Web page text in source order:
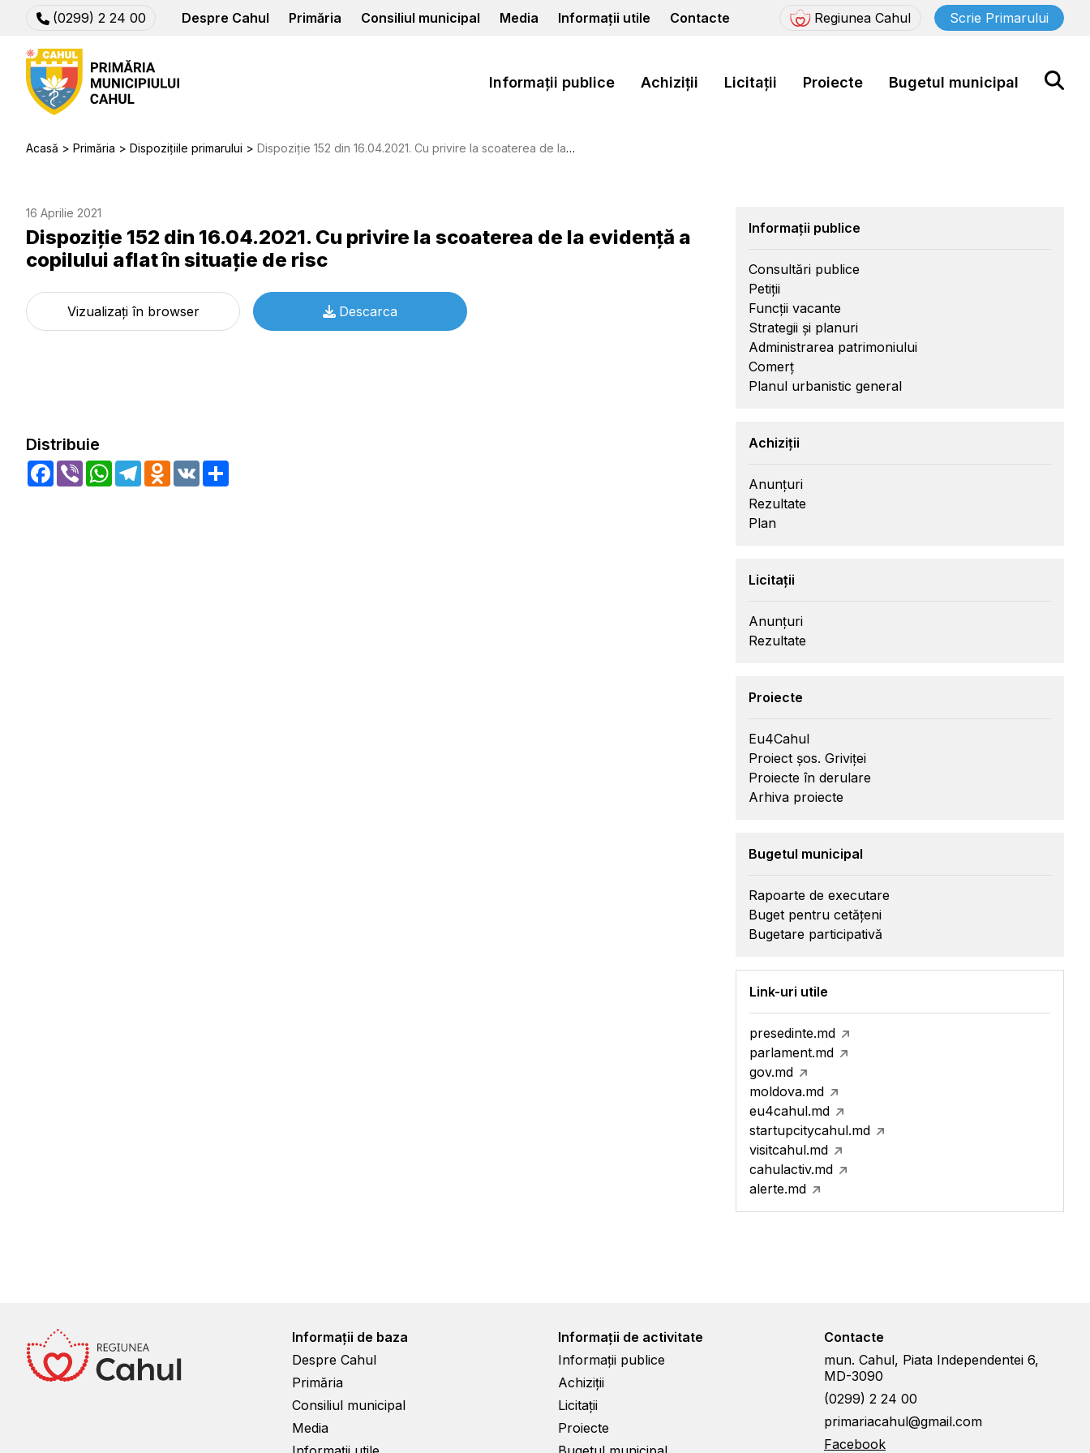
(0299) 2 24 00 Despre Cahul Primăria Consiliul municipal Media Informații utile Contacte Regiunea Cahul Scrie Primarului
Informații publice Achiziții Licitații Proiecte Bugetul municipal
Acasă Primăria Dispozițiile primarului Dispoziție 152 din 16.04.2021. Cu privire la scoaterea de la evidenţă a copilului aflat în situaţie de risc
16 Aprilie 2021
Dispoziție 152 din 16.04.2021. Cu privire la scoaterea de la evidenţă a
copilului aflat în situaţie de risc
Vizualizați în browser Descarca
Distribuie
Facebook
Viber WhatsApp
TelegramOdnoklassniki
VK
Informații publice
Consultări publice
Petiții
Funcții vacante
Strategii și planuri
Administrarea patrimoniului
Comerț
Planul urbanistic general
Achiziții
Anunțuri
Rezultate
Plan
Licitații
Anunțuri
Rezultate
Proiecte
Eu4Cahul
Proiect șos. Griviței
Proiecte în derulare
Arhiva proiecte
Bugetul municipal
Rapoarte de executare
Buget pentru cetățeni
Bugetare participativă
Link-uri utile
presedinte.md
parlament.md
gov.md
moldova.md
eu4cahul.md
startupcitycahul.md
visitcahul.md
cahulactiv.md
alerte.md
Informații de baza
Despre Cahul
Primăria
Consiliul municipal
Media
Informații de activitate
Informații publice
Achiziții
Licitații
Proiecte
Contacte
mun. Cahul, Piata Independentei 6,
MD-3090
(0299) 2 24 00
primariacahul@gmail.com
Facebook